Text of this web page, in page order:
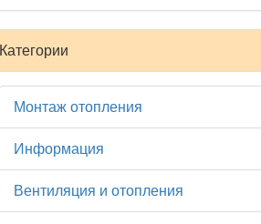
Категории
Монтаж отопления
Информация
Вентиляция и отопления